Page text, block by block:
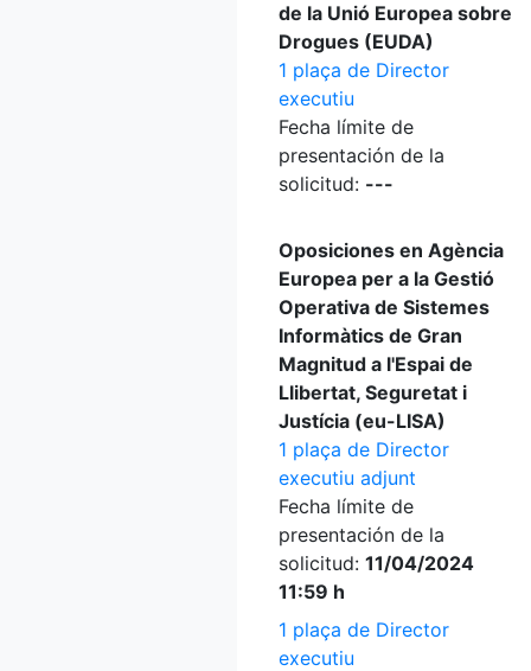
de la Unió Europea sobre
Drogues (EUDA)
1 plaça de Director
executiu
Fecha límite de
presentación de la
solicitud: ---
Oposiciones en Agència
Europea per a la Gestió
Operativa de Sistemes
Informàtics de Gran
Magnitud a l'Espai de
Llibertat, Seguretat i
Justícia (eu-LISA)
1 plaça de Director
executiu adjunt
Fecha límite de
presentación de la
solicitud: 11/04/2024
11:59 h
1 plaça de Director
executiu